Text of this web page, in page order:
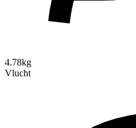
4.78kg
Vlucht